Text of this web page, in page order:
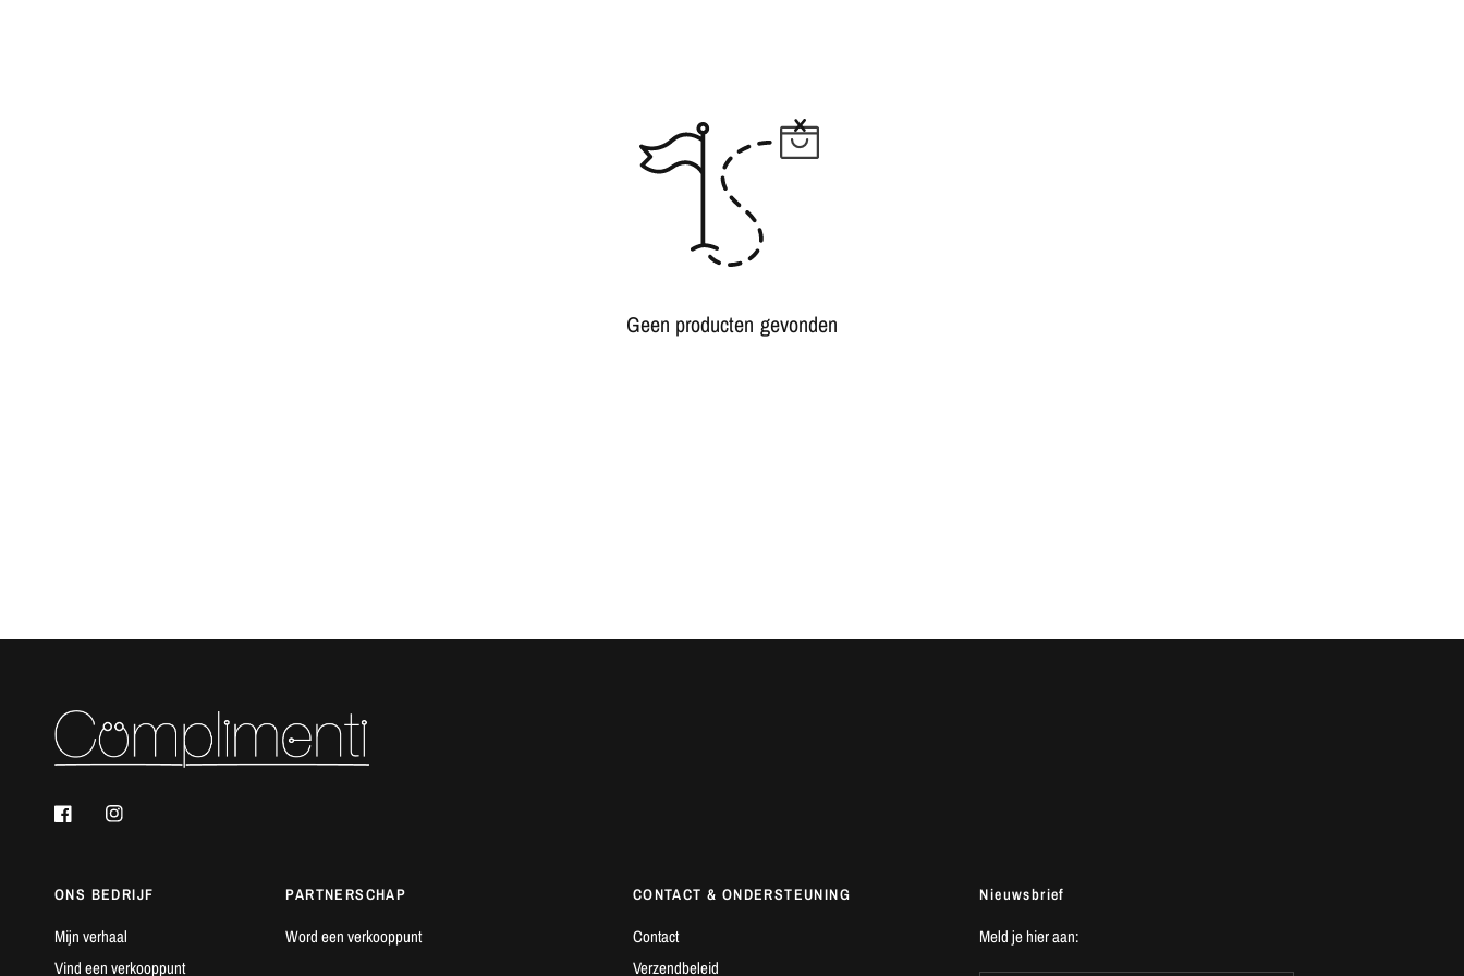
Geen producten gevonden
ONS BEDRIJF
Mijn verhaal
Vind een verkooppunt
PARTNERSCHAP
Word een verkooppunt
CONTACT & ONDERSTEUNING
Contact
Verzendbeleid
Nieuwsbrief
Meld je hier aan: